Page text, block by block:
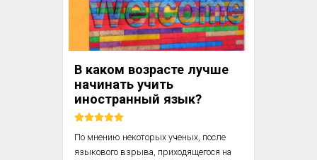
комментариев к нему. Судить о качестве
этого перевода я не решаюсь — это вне
моей компетенции, — но сознаюсь, что я
примечания переводчика. Даже те, с
которыми ...
В каком возрасте лучше
начинать учить
иностранный язык?
По мнению некоторых ученых, после
языкового взрыва, приходящегося на